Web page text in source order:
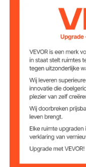
Stabilisatieaccess
oires
Pakket B